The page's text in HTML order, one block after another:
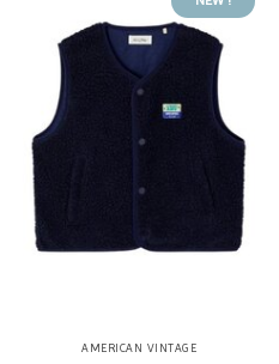
AMERICAN VINTAGE